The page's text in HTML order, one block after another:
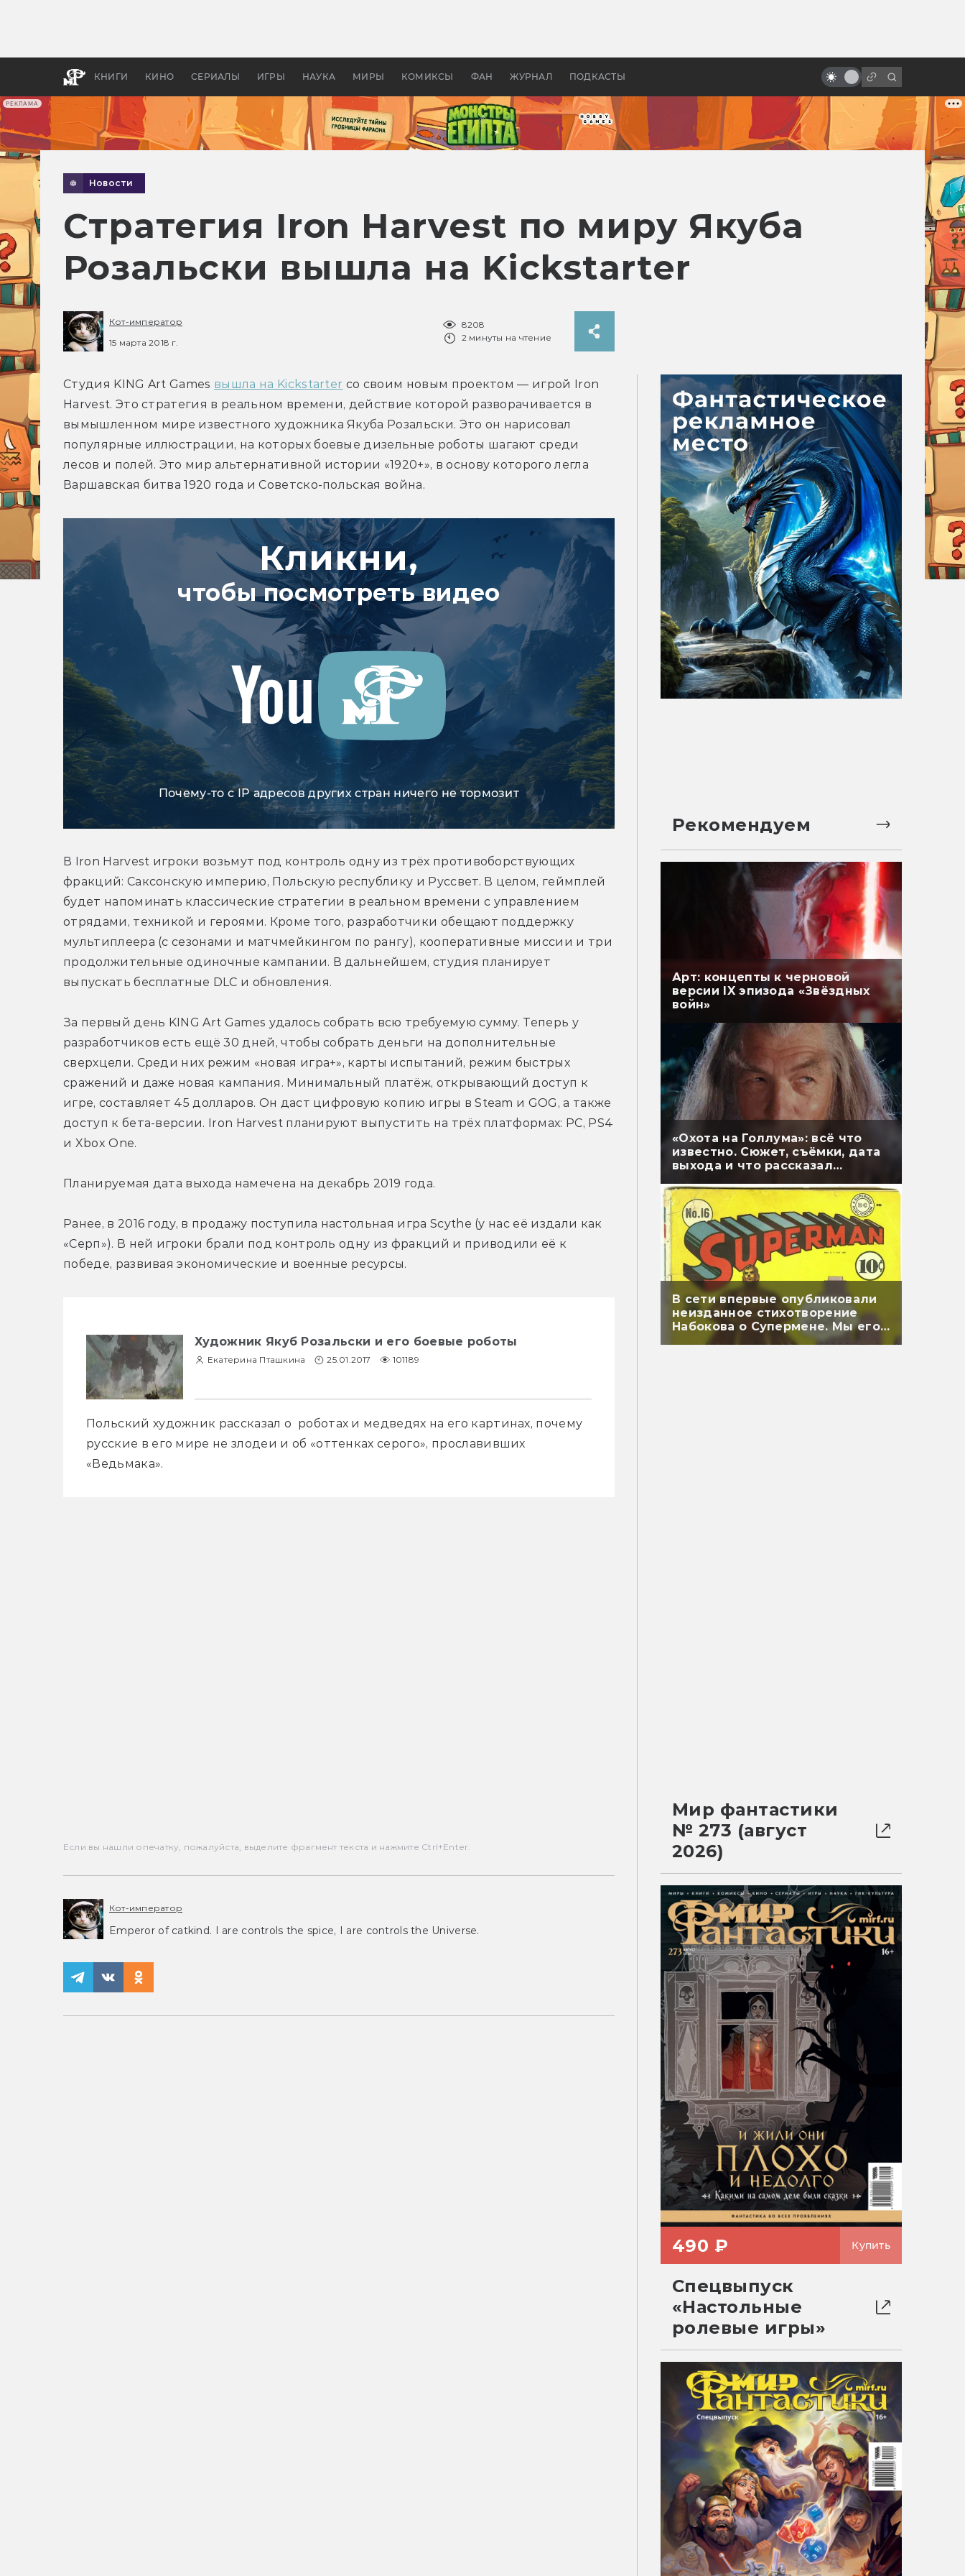
РЕКЛАМА
КНИГИ КИНО СЕРИАЛЫ ИГРЫ НАУКА МИРЫ КОМИКСЫ ФАН ЖУРНАЛ ПОДКАСТЫ
бы «Властелина колец»
Древней Грецией
5 лучших фильмов о вампирах
Новости
Стратегия Iron Harvest по миру Якуба
Розальски вышла на Kickstarter
Кот-император
15 марта 2018 г.
8208
2 минуты на чтение
Студия KING Art Games вышла на Kickstarter со своим новым проектом — игрой Iron
Harvest. Это стратегия в реальном времени, действие которой разворачивается в
вымышленном мире известного художника Якуба Розальски. Это он нарисовал
популярные иллюстрации, на которых боевые дизельные роботы шагают среди
лесов и полей. Это мир альтернативной истории «1920+», в основу которого легла
Варшавская битва 1920 года и Советско-польская война.
Кликни,
чтобы посмотреть видео
Почему-то с IP адресов других стран ничего не тормозит
В Iron Harvest игроки возьмут под контроль одну из трёх противоборствующих
фракций: Саксонскую империю, Польскую республику и Руссвет. В целом, геймплей
будет напоминать классические стратегии в реальном времени с управлением
отрядами, техникой и героями. Кроме того, разработчики обещают поддержку
мультиплеера (с сезонами и матчмейкингом по рангу), кооперативные миссии и три
продолжительные одиночные кампании. В дальнейшем, студия планирует
выпускать бесплатные DLC и обновления.
За первый день KING Art Games удалось собрать всю требуемую сумму. Теперь у
разработчиков есть ещё 30 дней, чтобы собрать деньги на дополнительные
сверхцели. Среди них режим «новая игра+», карты испытаний, режим быстрых
сражений и даже новая кампания. Минимальный платёж, открывающий доступ к
игре, составляет 45 долларов. Он даст цифровую копию игры в Steam и GOG, а также
доступ к бета-версии. Iron Harvest планируют выпустить на трёх платформах: PC, PS4
и Xbox One.
Планируемая дата выхода намечена на декабрь 2019 года.
Ранее, в 2016 году, в продажу поступила настольная игра Scythe (у нас её издали как
«Серп»). В ней игроки брали под контроль одну из фракций и приводили её к
победе, развивая экономические и военные ресурсы.
Художник Якуб Розальски и его боевые роботы
Екатерина Пташкина 25.01.2017 101189
Польский художник рассказал о  роботах и медведях на его картинах, почему
русские в его мире не злодеи и об «оттенках серого», прославивших
«Ведьмака».
Если вы нашли опечатку, пожалуйста, выделите фрагмент текста и нажмите Ctrl+Enter.
Кот-император
Emperor of catkind. I are controls the spice, I are controls the Universe.
Рекомендуем
Арт: концепты к черновой
версии IX эпизода «Звёздных
войн»
«Охота на Голлума»: всё что
известно. Сюжет, съёмки, дата
выхода и что рассказал
В сети впервые опубликовали
неизданное стихотворение
Набокова о Супермене. Мы его
перевели
Мир фантастики
№ 273 (август
2026)
490 ₽ Купить
Спецвыпуск
«Настольные
ролевые игры»